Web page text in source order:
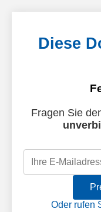
Diese
Fragen Sie
Oder rufen